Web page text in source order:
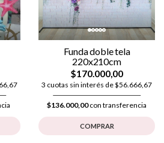
Funda doble tela
220x210cm
$170.000,00
3 cuotas sin interés de $56.666,67
$136.000,00con transferencia
COMPRAR